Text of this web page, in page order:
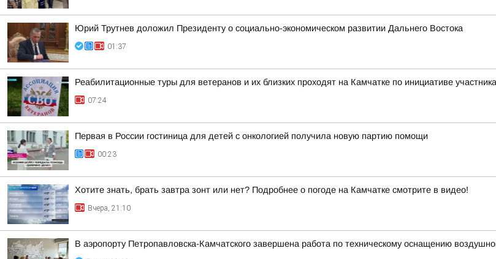
Юрий Трутнев доложил Президенту о социально-экономическом развитии Дальнего Востока
01:37
Реабилитационные туры для ветеранов и их близких проходят на Камчатке по инициативе
07:24
Первая в России гостиница для детей с онкологией получила новую партию помощи
00:23
Хотите знать, брать завтра зонт или нет? Подробнее о погоде на Камчатке смотрите в видео!
Вчера, 21:10
В аэропорту Петропавловска-Камчатского завершена работа по техническому оснащению